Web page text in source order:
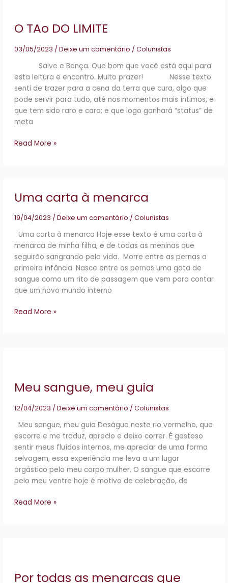
O TAo DO LIMITE
03/05/2023 / Deixe um comentário / Colunistas
Salve e Bença. Que bom que você está aqui para
esta leitura e encontro. Muito prazer! Nesse texto
senti de trazer para a cena da terra que cura, algo que
pode servir para tudo, até nos momentos mais íntimos, e
que tem sido raro e caro; e que logo ganhará “status” de
meta
LIMITE
Read More »
Uma carta à menarca
19/04/2023 / Deixe um comentário / Colunistas
Uma carta à menarca Hoje esse texto é uma carta à
menarca de minha filha, e de todas as meninas que
seguirão sangrando pela vida. Morre entre as pernas a
primeira infância. Nasce entre as pernas uma gota de
sangue como um rito de passagem que vem para contar
que um novo mundo interno
carta
menarca
Read More »
Meu sangue, meu guia
12/04/2023 / Deixe um comentário / Colunistas
Meu sangue, meu guia Deságuo neste rio vermelho, que
escorre e me traduz, aprecio e deixo correr. É gostoso
sentir meus fluídos internos, me apreciar de uma forma
selvagem, essa experiência me leva a um lugar
orgástico pelo meu corpo mulher. O sangue que escorre
pelo meu ventre hoje é motivo de celebração, de
guia
Read More »
Por todas as menarcas que
menarcas